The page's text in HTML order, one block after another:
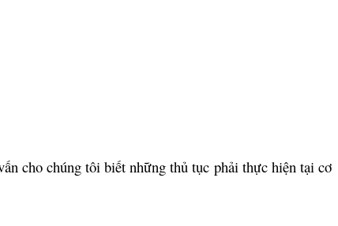
cho chúng tôi biết những thủ tục phải thực hiện tại cơ